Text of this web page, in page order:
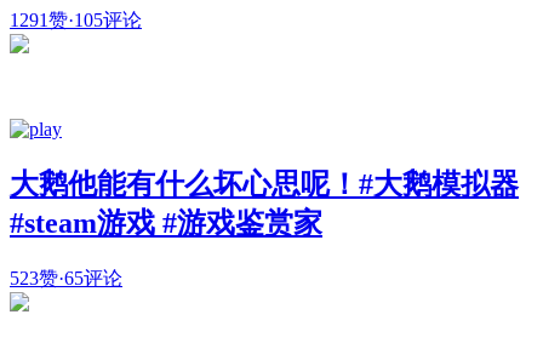
1291赞·105评论
大鹅他能有什么坏心思呢！#大鹅模拟器
#steam游戏 #游戏鉴赏家
523赞·65评论